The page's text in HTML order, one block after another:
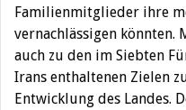
Familienmitglieder ihre
vernachlässigen könnten.
auch zu den im Siebten
Irans enthaltenen Zielen
Entwicklung des Landes.